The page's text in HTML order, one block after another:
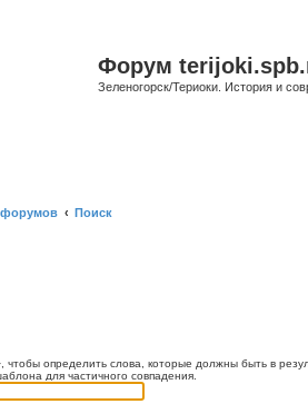
Форум
Зеленогорск/Териоки. История и
Поиск
, чтобы определить слова, которые должны быть в
для частичного совпадения.